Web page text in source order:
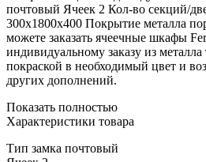
почтовый Ячеек 2 Кол-во секций/
300х1800х400 Покрытие металла
можете заказать ячеечные шкафы
индивидуальному заказу из
покраской в необходимый цвет и
других дополнений.
Показать полностью
Характеристики товара
Тип замка почтовый